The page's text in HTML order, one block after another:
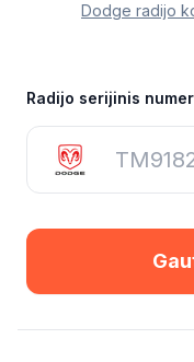
Dodge radijo
Gauti radijo kodą
Radijo serijinis